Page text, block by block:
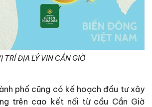
TRÍ ĐỊA LÝ VIN CẦN GIỜ
phố cũng có kế hoạch đầu tư xây
trên cao kết nối từ cầu Cần Giờ